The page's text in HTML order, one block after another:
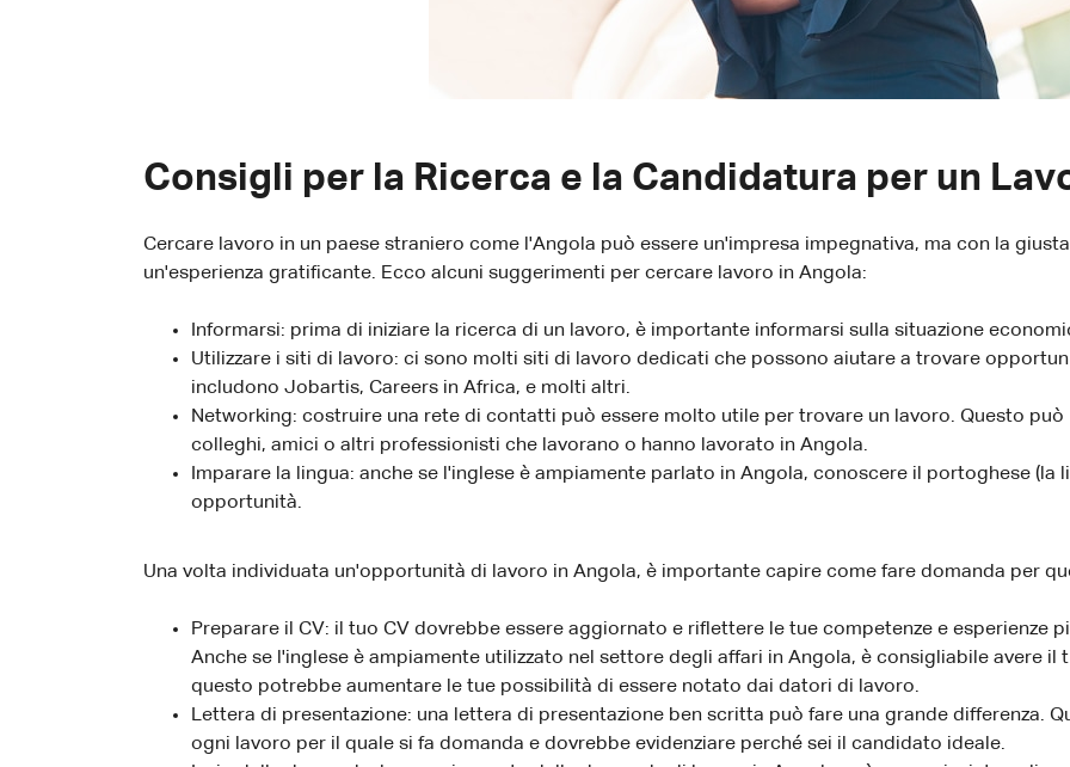
Consigli per la Ricerca e la Candidatura per un
Cercare lavoro in un paese straniero come l'Angola può essere un'impresa impegnativa, ma con la
un'esperienza gratificante. Ecco alcuni suggerimenti per cercare lavoro in Angola:
Informarsi: prima di iniziare la ricerca di un lavoro, è importante informarsi sulla situazione
Utilizzare i siti di lavoro: ci sono molti siti di lavoro dedicati che possono aiutare a trovare
includono Jobartis, Careers in Africa, e molti altri.
Networking: costruire una rete di contatti può essere molto utile per trovare un lavoro. Questo
colleghi, amici o altri professionisti che lavorano o hanno lavorato in Angola.
Imparare la lingua: anche se l'inglese è ampiamente parlato in Angola, conoscere il portoghese (la
opportunità.
Una volta individuata un'opportunità di lavoro in Angola, è importante capire come fare domanda per
Preparare il CV: il tuo CV dovrebbe essere aggiornato e riflettere le tue competenze e esperienze
Anche se l'inglese è ampiamente utilizzato nel settore degli affari in Angola, è consigliabile avere
questo potrebbe aumentare le tue possibilità di essere notato dai datori di lavoro.
Lettera di presentazione: una lettera di presentazione ben scritta può fare una grande differenza.
ogni lavoro per il quale si fa domanda e dovrebbe evidenziare perché sei il candidato ideale.